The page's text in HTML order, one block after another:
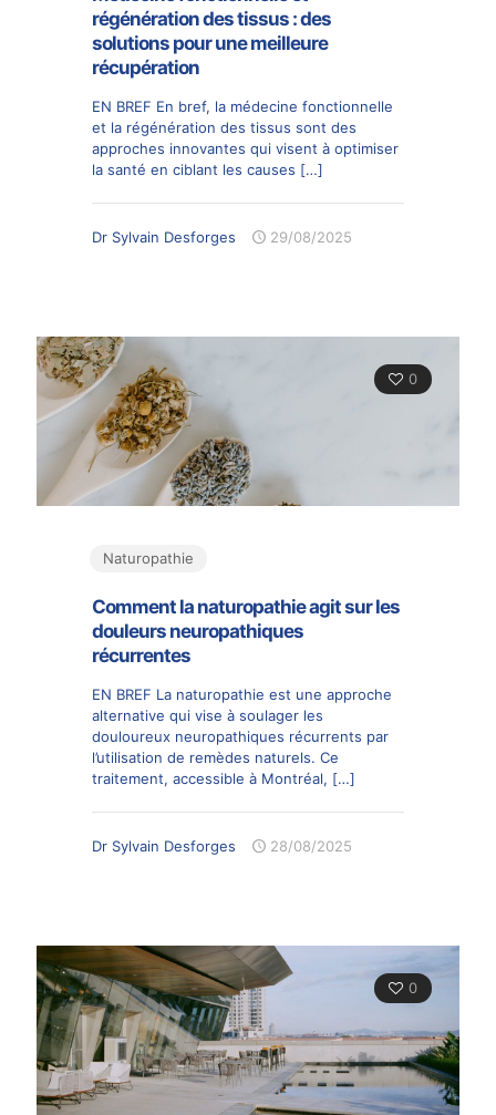
régénération des tissus : des
solutions pour une meilleure
récupération
EN BREF En bref, la médecine fonctionnelle
et la régénération des tissus sont des
approches innovantes qui visent à optimiser
la santé en ciblant les causes […]
Dr Sylvain Desforges 29/08/2025
0
Naturopathie
Comment la naturopathie agit sur les
douleurs neuropathiques
récurrentes
EN BREF La naturopathie est une approche
alternative qui vise à soulager les
douloureux neuropathiques récurrents par
l’utilisation de remèdes naturels. Ce
traitement, accessible à Montréal, […]
Dr Sylvain Desforges 28/08/2025
0